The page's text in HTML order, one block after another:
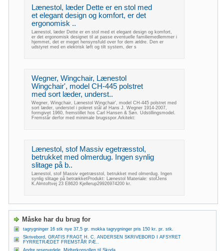
Lænestol, læder Dette er en stol med
et elegant design og komfort, er det
ergonomisk ..
Lænestol, læder Dette er en stol med et elegant design og komfort,
er det ergonomisk designet til at passe eventuelle familiemedlemmer i
hjemmet, det er meget hensynsfuld over for dem ældre. Den er
udstyret med en elektrisk løft og tilt system, der s
Wegner, Wingchair, Lænestol
Wingchair', model CH-445 polstret
med sort læder, underst..
Wegner, Wingchair, Lænestol Wingchair', model CH-445 polstret med
sort læder, understel i poleret stål af Hans J. Wegner 1914-2007,
formgivet 1960, fremstillet hos Carl Hansen & Søn. Udstillingsmodel.
Fremstår derfor med minimale brugsspor.Arkitekt:
Lænestol, stof Massiv egetræsstol,
betrukket med olmerdug. Ingen synlig
slitage på b..
Lænestol, stof Massiv egetræsstol, betrukket med olmerdug. Ingen
synlig slitage på betrækketProdukt: Lænestol Materiale: stofJens
K.Almtoftvej 23 E8620 Kjellerup29926974200 kr.
Måske har du brug for
tagrygninger 16 stk nye 37,5 gr. mokka tagrygninger pris 150 kr. pr. stk.
Skrivebord, GRATIS FRAGT H. C. ANDERSEN SKRIVEBORD I AFSYRET
FYRRETRÆDET FREMSTÅR PÆ..
Andre reservedele, Midterkonsollen til Skoda